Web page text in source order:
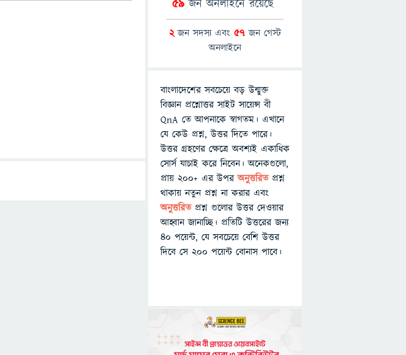
59জন অনলাইনে রয়েছে
2জন সদস্য এবং 57 জন গেস্ট
অনলাইনে
বাংলাদেশের সবচেয়ে বড় উন্মুক্ত
বিজ্ঞান প্রশ্নোত্তর সাইট সায়েন্স বী
QnA তে আপনাকে স্বাগতম। এখানে
যে কেউ প্রশ্ন, উত্তর দিতে পারে।
উত্তর গ্রহণের ক্ষেত্রে অবশ্যই একাধিক
সোর্স যাচাই করে নিবেন। অনেকগুলো,
প্রায় ২০০+ এর উপরঅনুত্তরিতপ্রশ্ন
থাকায় নতুন প্রশ্ন না করার এবং
অনুত্তরিত প্রশ্ন গুলোর উত্তর দেওয়ার
আহ্বান জানাচ্ছি। প্রতিটি উত্তরের জন্য
৪০ পয়েন্ট, যে সবচেয়ে বেশি উত্তর
দিবে সে ২০০ পয়েন্ট বোনাস পাবে।